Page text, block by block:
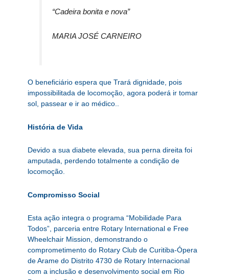
“Cadeira bonita e nova”
MARIA JOSÉ CARNEIRO
O beneficiário espera que Trará dignidade, pois
impossibilitada de locomoção, agora poderá ir tomar
sol, passear e ir ao médico..
História de Vida
Devido a sua diabete elevada, sua perna direita foi
amputada, perdendo totalmente a condição de
locomoção.
Compromisso Social
Esta ação integra o programa “Mobilidade Para
Todos”, parceria entre Rotary International e Free
Wheelchair Mission, demonstrando o
comprometimento do Rotary Club de Curitiba-Ópera
de Arame do Distrito 4730 de Rotary Internacional
com a inclusão e desenvolvimento social em Rio